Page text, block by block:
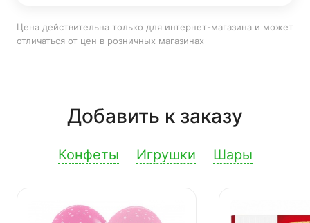
Цена действительна только для интернет-магазина и может
отличаться от цен в розничных магазинах
Добавить к заказу
Конфеты Игрушки Шары